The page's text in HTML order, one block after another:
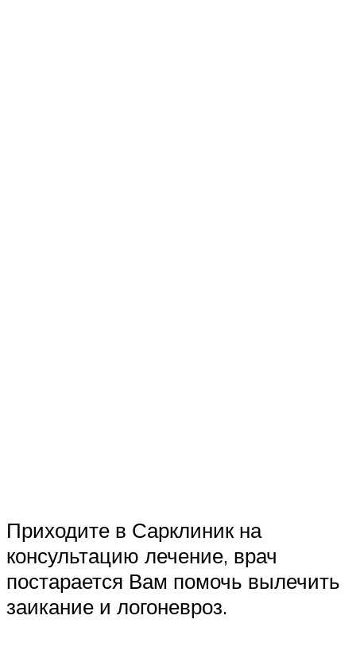
Приходите в Сарклиник на
консультацию лечение, врач
постарается Вам помочь вылечить
заикание и логоневроз.